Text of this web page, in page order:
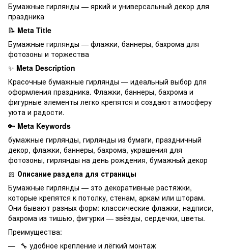
Бумажные гирлянды — яркий и универсальный декор для
праздника
📝 Meta Title
Бумажные гирлянды — флажки, баннеры, бахрома для
фотозоны и торжества
✨ Meta Description
Красочные бумажные гирлянды — идеальный выбор для
оформления праздника. Флажки, баннеры, бахрома и
фигурные элементы легко крепятся и создают атмосферу
уюта и радости.
🔑 Meta Keywords
бумажные гирлянды, гирлянды из бумаги, праздничный
декор, флажки, баннеры, бахрома, украшения для
фотозоны, гирлянды на день рождения, бумажный декор
🎀 Описание раздела для страницы
Бумажные гирлянды — это декоративные растяжки,
которые крепятся к потолку, стенам, аркам или шторам.
Они бывают разных форм: классические флажки, надписи,
бахрома из тишью, фигурки — звёзды, сердечки, цветы.
Преимущества:
🔧 удобное крепление и лёгкий монтаж